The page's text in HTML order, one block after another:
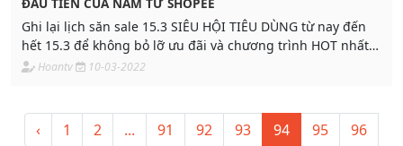
ĐẦU TIÊN CỦA NĂM TỪ SHOPEE
Ghi lại lịch săn sale 15.3 SIÊU HỘI TIÊU DÙNG từ nay đến
hết 15.3 để không bỏ lỡ ưu đãi và chương trình HOT nhất
Shopee
Hoantv 10-03-2022
‹ 1 2 ... 91 92 93 94 95 96